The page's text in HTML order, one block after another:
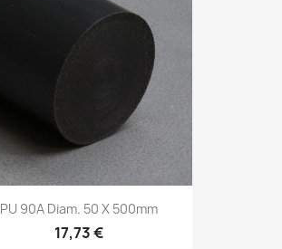
PU 90A Diam. 50 X 500mm
17,73 €